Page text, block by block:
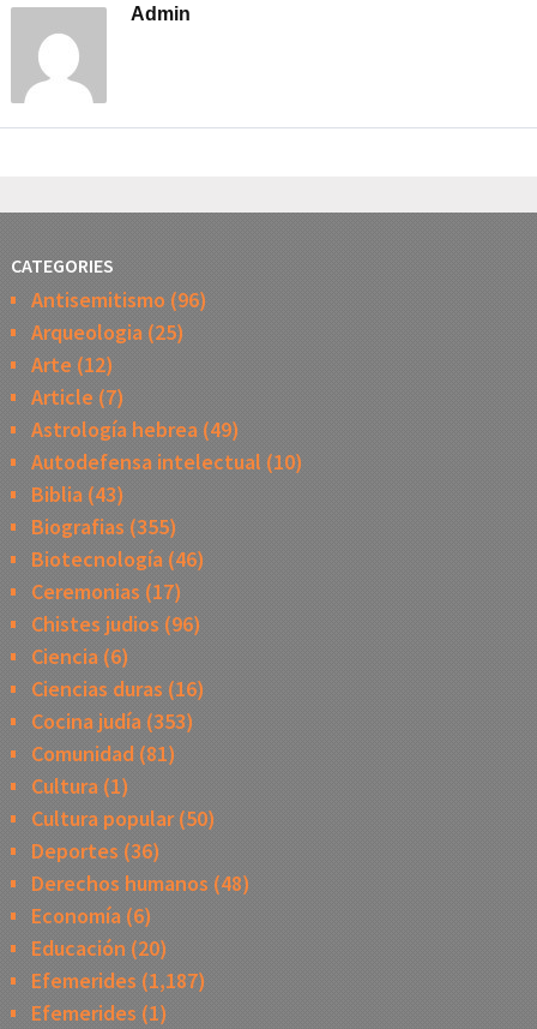
Admin
CATEGORIES
Antisemitismo (96)
Arqueologia(25)
Arte (12)
Article (7)
Astrología hebrea(49)
Autodefensa intelectual (10)
Biblia(43)
Biografias (355)
Biotecnología(46)
Ceremonias (17)
Chistes judios (96)
Ciencia(6)
Ciencias duras (16)
Cocina judía(353)
Comunidad(81)
Cultura(1)
Cultura popular(50)
Deportes (36)
Derechos humanos (48)
Economía(6)
Educación (20)
Efemerides (1,187)
Efemerides (1)